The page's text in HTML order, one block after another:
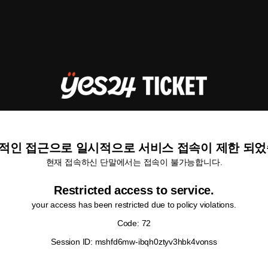
인 접근으로 일시적으로 서비스 접속이 제한 되
현재 접속하신 단말에서는 접속이 불가능합니다.
Restricted access to service.
your access has been restricted due to policy violations.
Code: 72
Session ID: mshfd6mw-ibqh0ztyv3hbk4vonss